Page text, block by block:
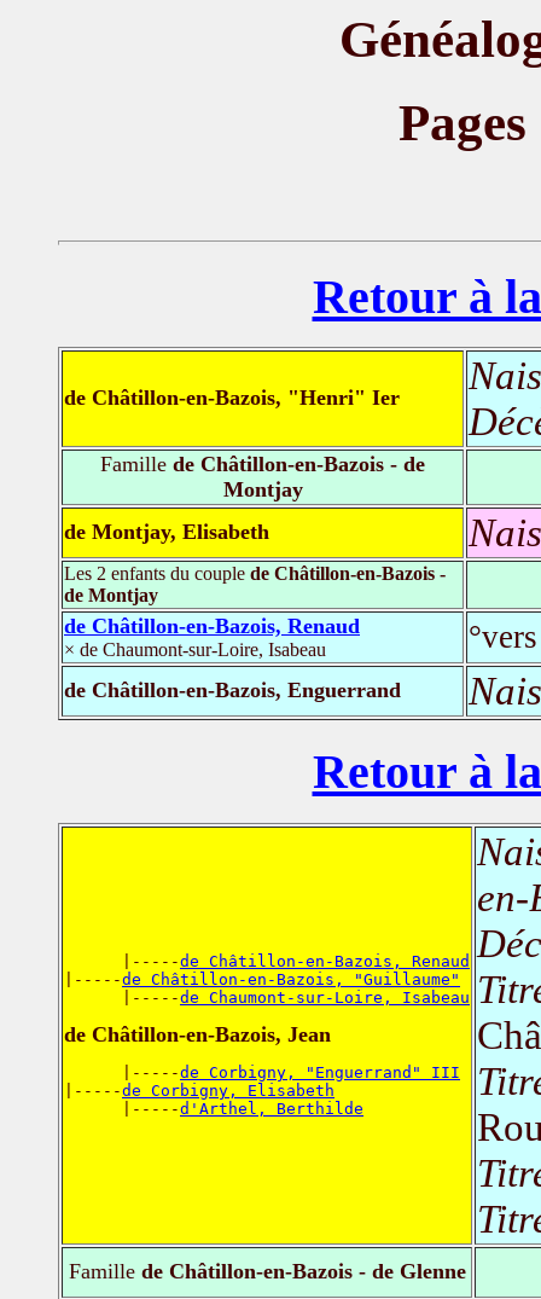
Retour à
de Châtillon-en-Bazois, "Henri" Ier
Famille de Châtillon-en-Bazois - de
Montjay
de Montjay, Elisabeth
Les 2 enfants du couple de Châtillon-en-Bazois -
de Montjay
de Châtillon-en-Bazois, Renaud
× de Chaumont-sur-Loire, Isabeau
de Châtillon-en-Bazois, Enguerrand
Retour à
      |-----
de Châtillon-en-Bazois, Renaud
|-----de Châtillon-en-Bazois, "Guillaume"
      |-----
de Chaumont-sur-Loire, Isabeau
de Châtillon-en-Bazois, Jean
      |-----
de Corbigny, "Enguerrand" III
|-----de Corbigny, Elisabeth
      |-----
d'Arthel, Berthilde
en-
Famillede Châtillon-en-Bazois - de Glenne